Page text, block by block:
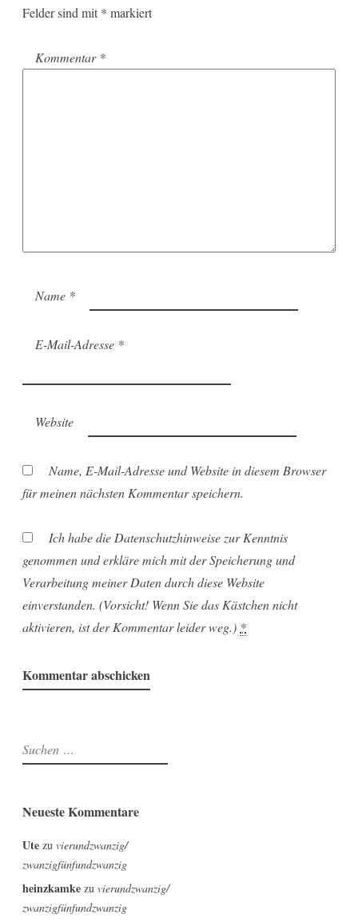
Felder sind mit * markiert
Kommentar *
Name *
E-Mail-Adresse *
Website
Name, E-Mail-Adresse und Website in diesem Browser
für meinen nächsten Kommentar speichern.
Ich habe die Datenschutzhinweise zur Kenntnis
genommen und erkläre mich mit der Speicherung und
Verarbeitung meiner Daten durch diese Website
einverstanden. (Vorsicht! Wenn Sie das Kästchen nicht
aktivieren, ist der Kommentar leider weg.) *
Suchen
nach:
Neueste Kommentare
Ute zu vierundzwanzig/
zwanzigfünfundzwanzig
heinzkamke zu vierundzwanzig/
zwanzigfünfundzwanzig